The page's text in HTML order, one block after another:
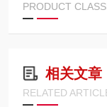
PRODUCT
相关文章
RELATED